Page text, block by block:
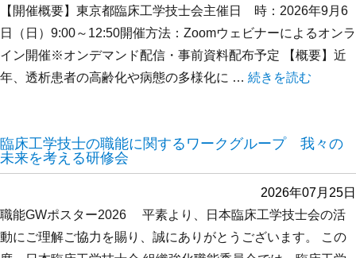
【開催概要】東京都臨床工学技士会主催日 時：2026年9月6
日（日）9:00～12:50開催方法：Zoomウェビナーによるオンラ
イン開催※オンデマンド配信・事前資料配布予定 【概要】近
年、透析患者の高齢化や病態の多様化に … “透析膜を使いこ
続きを読む
臨床工学技士の職能に関するワークグループ 我々の
未来を考える研修会
2026年07月25日
職能GWポスター2026 平素より、日本臨床工学技士会の活
動にご理解ご協力を賜り、誠にありがとうございます。 この